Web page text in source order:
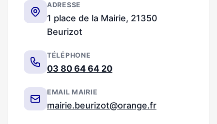
ADRESSE
1 place de la Mairie, 21350
Beurizot
TÉLÉPHONE
03 80 64 64 20
EMAIL MAIRIE
mairie.beurizot@orange.fr